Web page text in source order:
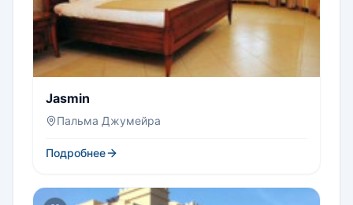
Jasmin
Пальма Джумейра
Подробнее